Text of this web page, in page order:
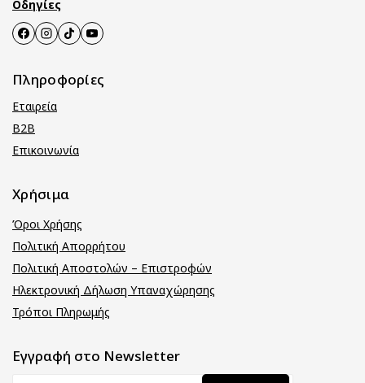
Οδηγίες
Πληροφορίες
Εταιρεία
B2B
Επικοινωνία
Χρήσιμα
Όροι Χρήσης
Πολιτική Απορρήτου
Πολιτική Αποστολών – Επιστροφών
Ηλεκτρονική Δήλωση Υπαναχώρησης
Τρόποι Πληρωμής
Εγγραφή στο Newsletter